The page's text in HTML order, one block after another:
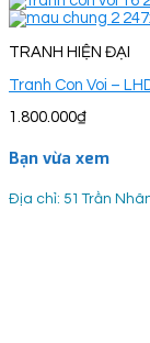
TRANH HIỆN ĐẠI
Tranh Con Voi –
1.800.000₫
Bạn vừa xem
Địa chỉ: 51 Trần Nhân